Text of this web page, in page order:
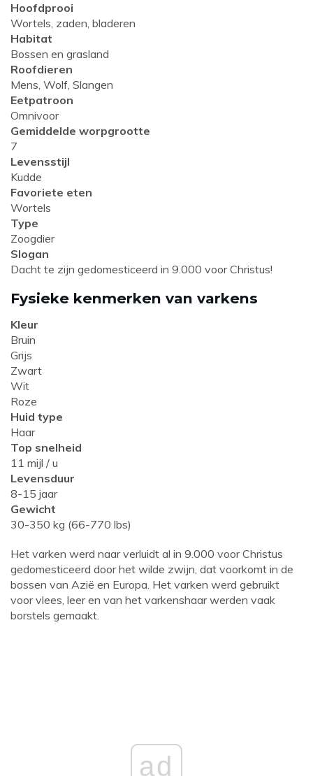
Hoofdprooi
Wortels, zaden, bladeren
Habitat
Bossen en grasland
Roofdieren
Mens, Wolf, Slangen
Eetpatroon
Omnivoor
Gemiddelde worpgrootte
7
Levensstijl
Kudde
Favoriete eten
Wortels
Type
Zoogdier
Slogan
Dacht te zijn gedomesticeerd in 9.000 voor Christus!
Fysieke kenmerken van varkens
Kleur
Bruin
Grijs
Zwart
Wit
Roze
Huid type
Haar
Top snelheid
11 mijl / u
Levensduur
8-15 jaar
Gewicht
30-350 kg (66-770 lbs)
Het varken werd naar verluidt al in 9.000 voor Christus
gedomesticeerd door het wilde zwijn, dat voorkomt in de
bossen van Azië en Europa. Het varken werd gebruikt
voor vlees, leer en van het varkenshaar werden vaak
borstels gemaakt.
ad